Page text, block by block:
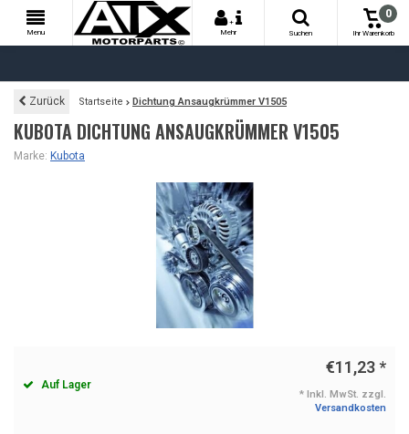
Menu
+
Mehr
Suchen
0
Ihr Warenkorb
Zurück Startseite Dichtung Ansaugkrümmer V1505
KUBOTA DICHTUNG ANSAUGKRÜMMER V1505
Marke: Kubota
Auf Lager
€11,23*
* Inkl. MwSt. zzgl.
Versandkosten